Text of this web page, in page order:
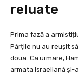
reluate
Prima fază a
Părțile nu au reușit
doua. Ca urmare,
armata israeliană și-